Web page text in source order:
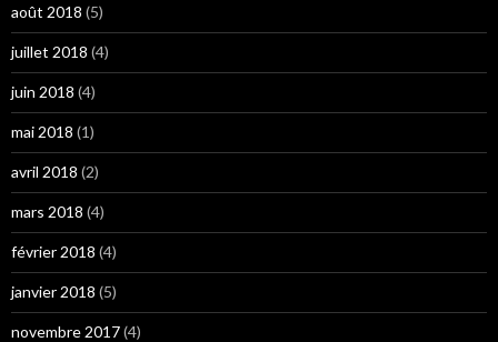
août 2018 (5)
juillet 2018 (4)
juin 2018 (4)
mai 2018 (1)
avril 2018 (2)
mars 2018 (4)
février 2018 (4)
janvier 2018 (5)
novembre 2017(4)